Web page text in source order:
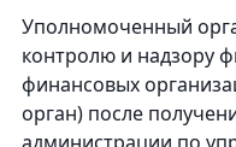
Уполномоченный
контролю и надзору
финансовых
орган) после